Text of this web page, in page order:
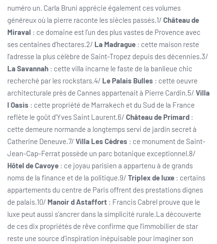
numéro un. Carla Bruni apprécie également ces volumes
généreux où la pierre raconte les siècles passés.1/ Château de
Miraval : ce domaine est l’un des plus vastes de Provence avec
ses centaines d’hectares.2/ La Madrague : cette maison reste
l’adresse la plus célèbre de Saint-Tropez depuis des décennies.3/
La Savannah : cette villa incarne le faste de la banlieue chic
recherché par les rockstars.4/ Le Palais Bulles : cette oeuvre
architecturale près de Cannes appartenait à Pierre Cardin.5/ Villa
l Oasis : cette propriété de Marrakech et du Sud de la France
reflète le goût d’Yves Saint Laurent.6/ Château de Primard :
cette demeure normande a longtemps servi de jardin secret à
Catherine Deneuve.7/ Villa Les Cèdres : ce monument de Saint-
Jean-Cap-Ferrat possède un parc botanique exceptionnel.8/
Hôtel de Cavoye : ce joyau parisien a appartenu à de grands
noms de la finance et de la politique.9/ Triplex de luxe : certains
appartements du centre de Paris offrent des prestations dignes
de palais.10/ Manoir d Astaffort : Francis Cabrel prouve que le
luxe peut aussi s’ancrer dans la simplicité rurale.La découverte
de ces dix propriétés de rêve confirme que l’immobilier de star
reste une source d’inspiration inépuisable pour imaginer son